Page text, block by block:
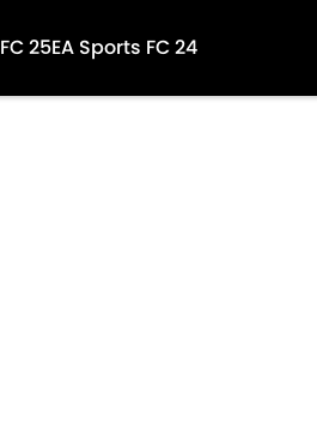
25EA Sports FC 24